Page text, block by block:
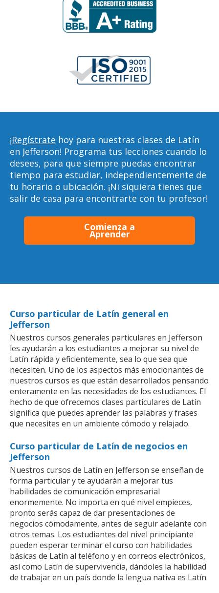
¡Regístrate hoy para nuestras clases de Latín
en Jefferson! Programa tus lecciones cuando lo
desees, para que siempre puedas encontrar
tiempo para estudiar, independientemente de
tu horario o ubicación. ¡Ni siquiera tienes que
salir de casa para encontrarte con tu profesor!
Comienza a
Aprender
Curso particular de Latín general en
Jefferson
Nuestros cursos generales particulares en Jefferson
les ayudarán a los estudiantes a mejorar su nivel de
Latín rápida y eficientemente, sea lo que sea que
necesiten. Uno de los aspectos más emocionantes de
nuestros cursos es que están desarrollados pensando
enteramente en las necesidades de los estudiantes. El
hecho de que ofrecemos clases particulares de Latín
significa que puedes aprender las palabras y frases
que necesites en un ambiente cómodo y relajado.
Curso particular de Latín de negocios en
Jefferson
Nuestros cursos de Latín en Jefferson se enseñan de
forma particular y te ayudarán a mejorar tus
habilidades de comunicación empresarial
enormemente. No importa en qué nivel empieces,
pronto serás capaz de dar presentaciones de
negocios cómodamente, antes de seguir adelante con
otros temas. Los estudiantes del nivel principiante
pueden esperar terminar el curso con habilidades
básicas de Latín al teléfono y en correos electrónicos,
así como Latín de supervivencia, dándoles la habilidad
de trabajar en un país donde la lengua nativa es Latín.